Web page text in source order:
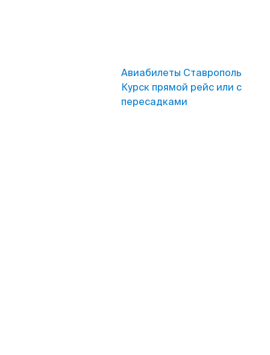
Авиабилеты Ставрополь
Курск прямой рейс или с
пересадками